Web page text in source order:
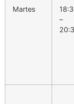
Martes
–